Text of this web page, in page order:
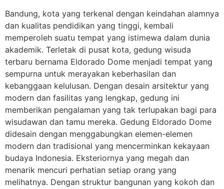
Bandung, kota yang terkenal dengan keindahan alamnya
dan kualitas pendidikan yang tinggi, kembali
memperoleh suatu tempat yang istimewa dalam dunia
akademik. Terletak di pusat kota, gedung wisuda
terbaru bernama Eldorado Dome menjadi tempat yang
sempurna untuk merayakan keberhasilan dan
kebanggaan kelulusan. Dengan desain arsitektur yang
modern dan fasilitas yang lengkap, gedung ini
memberikan pengalaman yang tak terlupakan bagi para
wisudawan dan tamu mereka. Gedung Eldorado Dome
didesain dengan menggabungkan elemen-elemen
modern dan tradisional yang mencerminkan kekayaan
budaya Indonesia. Eksteriornya yang megah dan
menarik mencuri perhatian setiap orang yang
melihatnya. Dengan struktur bangunan yang kokoh dan